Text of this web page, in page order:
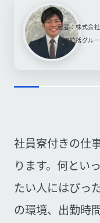
著者：株式会
採用統括グル
社員寮付きの仕
ります。何とい
たい人にはぴっ
の環境、出勤時